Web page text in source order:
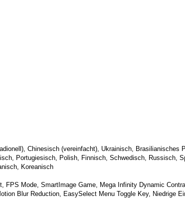
Chinesisch (vereinfacht), Ukrainisch, Brasilianisches
Portugiesisch, Polish, Finnisch, Schwedisch, Russisch,
Koreanisch
FPS Mode, SmartImage Game, Mega Infinity Dynamic
Blur Reduction, EasySelect Menu Toggle Key, Niedrige